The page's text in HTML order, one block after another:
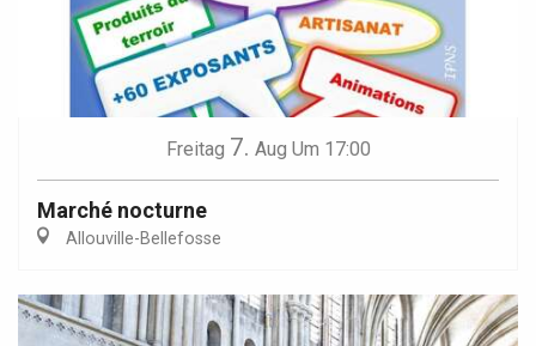
Freitag 7. Aug Um 17:00
Marché nocturne
Allouville-Bellefosse